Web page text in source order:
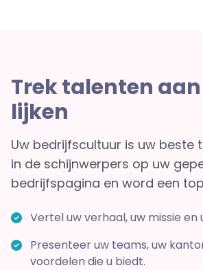
Trek talenten aan
lijken
Uw bedrijfscultuur is uw beste
in de schijnwerpers op uw
bedrijfspagina en word een
Vertel uw verhaal, uw missie en
Presenteer uw teams, uw
voordelen die u biedt.